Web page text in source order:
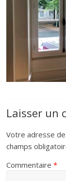
Laisser un
Votre adresse
champs
Commentaire*